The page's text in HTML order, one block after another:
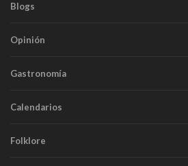
Blogs
Opinión
Gastronomía
Calendarios
Folklore